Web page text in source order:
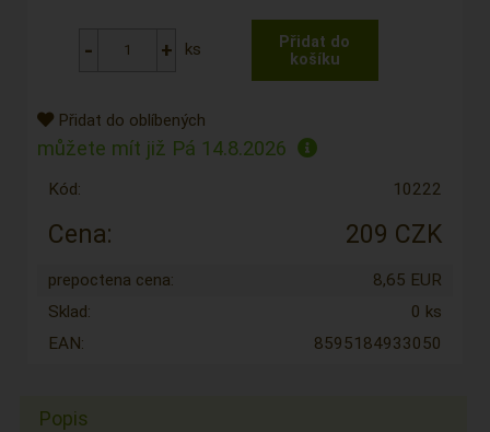
ks
Přidat do oblíbených
můžete mít již Pá 14.8.2026
Kód: 10222
Cena: 209 CZK
prepoctena cena:
8,65 EUR
Sklad:
0 ks
EAN:
8595184933050
Popis